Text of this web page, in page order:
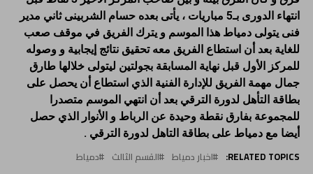
انتهاء الدورى بـ5 مباريات ، يأتى بعده حسام الشربينى ثاني مدير
فنى يتولى دمياط هذا الموسم و يترك الفريق في موقف صعب
للغاية بعد أن استطاع الفريق معه تحقيق نتائج إيجابية و وصوله
للمركز الأول قبل نهاية المسابقة بجولتين ليتولى خلالها طارق
جمال مهمة الفريق للإدارة الفنية الذي استطاع أن يحصل على
بطاقة التأهل لدورة الترقي بعد أن انتهي الموسم متصدرا
للمجموعة بفارق نقطة وحيدة عن الرباط و الأنوار الذي حصل
أيضا مع دمياط على بطاقة التاهل لدورة الترقي .
RELATED TOPICS: اخبار دمياط القسم الثالث دمياط